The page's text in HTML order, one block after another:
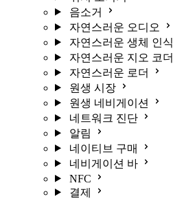
음소거
자연스러운 오디오
자연스러운 생체 인식
자연스러운 지오 코더
자연스러운 로더
원생 시장
원생 네비게이션
네트워크 진단
알림
네이티브 구매
네비게이션 바
NFC
결제